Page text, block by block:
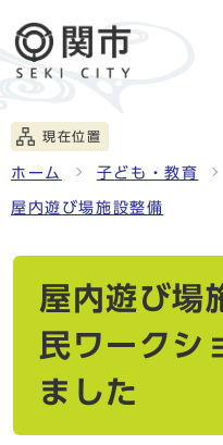
現在位置
ホーム 子ども・教育
屋内遊び場施設整備
屋内遊び
民ワークシ
ました